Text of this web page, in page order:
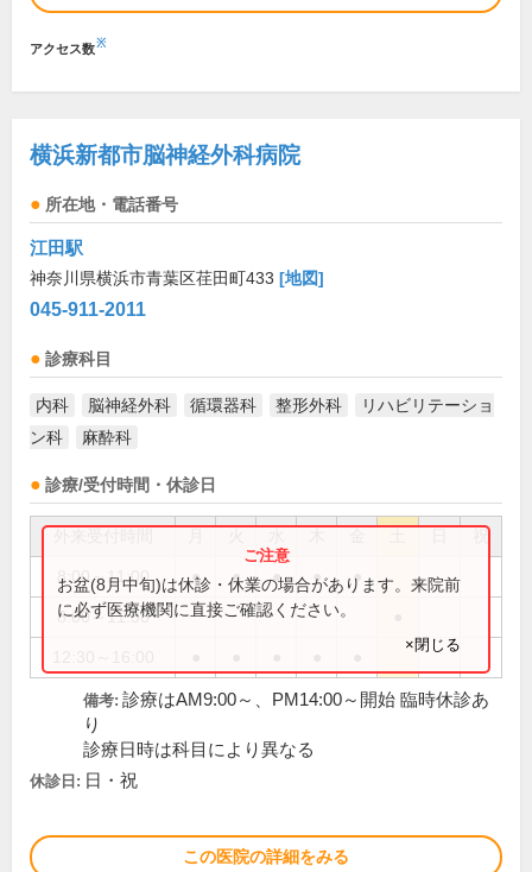
アクセス数※
横浜新都市脳神経外科病院
所在地・電話番号
江田駅
神奈川県横浜市青葉区荏田町433 [地図]
045-911-2011
診療科目
内科 脳神経外科 循環器科 整形外科
リハビリテーショ
ン科
麻酔科
診療/受付時間・休診日
祝
8:00～11:00 ● ● ● ● ●
8:00～11:30
お盆(8月中旬)は休診・休業の場合があります。来院前
に必ず医療機関に直接ご確認ください。
×閉じる
備考: 診療はAM9:00～、PM14:00～開始 臨時休診あ
り
診療日時は科目により異なる
休診日: 日・祝
この医院の詳細をみる